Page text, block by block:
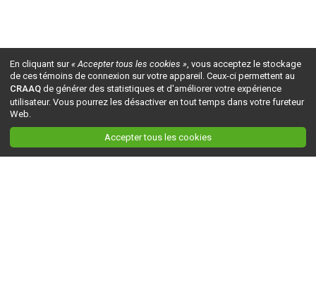
En cliquant sur« Accepter tous les cookies », vous acceptez le stockage
de ces témoins de connexion sur votre appareil. Ceux-ci permettent au
CRAAQ de générer des statistiques et d'améliorer votre expérience
utilisateur. Vous pourrez les désactiver en tout temps dans votre fureteur
Web.
Accepter tous les cookies